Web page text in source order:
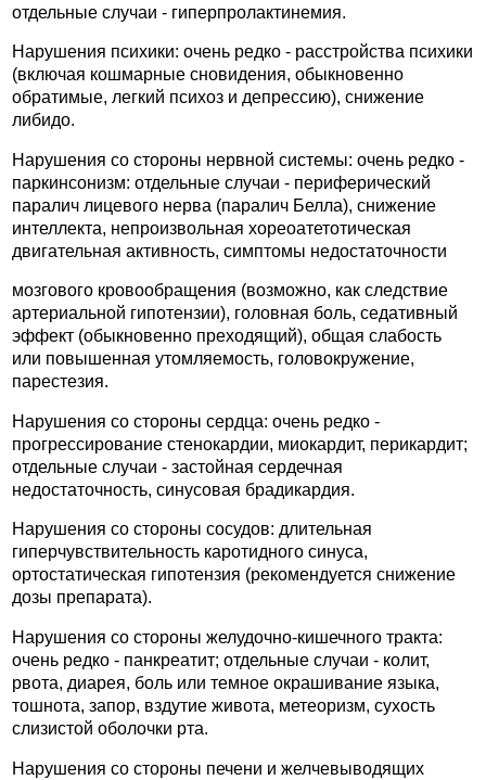
отдельные случаи - гиперпролактинемия.
Нарушения психики: очень редко - расстройства психики
(включая кошмарные сновидения, обыкновенно
обратимые, легкий психоз и депрессию), снижение
либидо.
Нарушения со стороны нервной системы: очень редко -
паркинсонизм: отдельные случаи - периферический
паралич лицевого нерва (паралич Белла), снижение
интеллекта, непроизвольная хореоатетотическая
двигательная активность, симптомы недостаточности
мозгового кровообращения (возможно, как следствие
артериальной гипотензии), головная боль, седативный
эффект (обыкновенно преходящий), общая слабость
или повышенная утомляемость, головокружение,
парестезия.
Нарушения со стороны сердца: очень редко -
прогрессирование стенокардии, миокардит, перикардит;
отдельные случаи - застойная сердечная
недостаточность, синусовая брадикардия.
Нарушения со стороны сосудов: длительная
гиперчувствительность каротидного синуса,
ортостатическая гипотензия (рекомендуется снижение
дозы препарата).
Нарушения со стороны желудочно-кишечного тракта:
очень редко - панкреатит; отдельные случаи - колит,
рвота, диарея, боль или темное окрашивание языка,
тошнота, запор, вздутие живота, метеоризм, сухость
слизистой оболочки рта.
Нарушения со стороны печени и желчевыводящих